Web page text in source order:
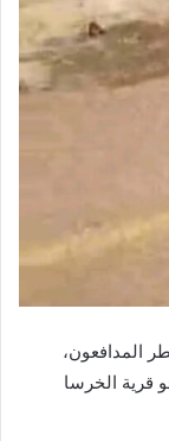
المدافعون،
قرية الخرسا